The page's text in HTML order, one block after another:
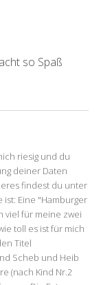
so Spaß
riesig und du
deiner Daten
findest du unter
Eine "Hamburger
viel für meine zwei
toll es ist für mich
Titel
Scheb und Heib
(nach Kind Nr.2